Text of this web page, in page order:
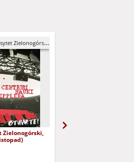
Zielonogórski, 2015
Zielonogórski,